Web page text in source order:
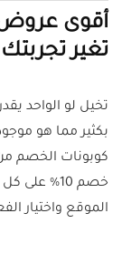
أقوى عروض
تغير
تخيل لو الواحد
بكثير مما هو
كوبونات الخصم
خصم 10%
الموقع واختيار